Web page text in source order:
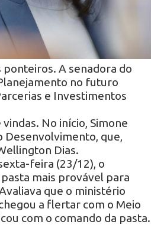
ponteiros. A senadora do
no futuro
e Investimentos
No início, Simone
Desenvolvimento, que,
Dias.
feira (23/12), o
mais provável para
que o ministério
a flertar com o Meio
com o comando da pasta.